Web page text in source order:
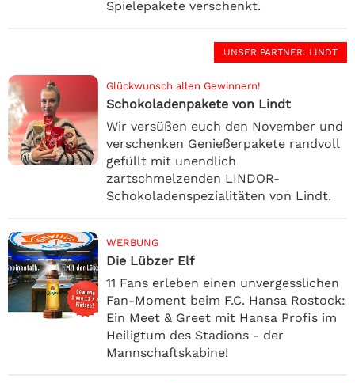
Spielepakete verschenkt.
UNSER PARTNER: LINDT
Glückwunsch allen Gewinnern!
Schokoladenpakete von Lindt
Wir versüßen euch den November und
verschenken Genießerpakete randvoll
gefüllt mit unendlich
zartschmelzenden LINDOR-
Schokoladenspezialitäten von Lindt.
WERBUNG
Die Lübzer Elf
11 Fans erleben einen unvergesslichen
Fan-Moment beim F.C. Hansa Rostock:
Ein Meet & Greet mit Hansa Profis im
Heiligtum des Stadions - der
Mannschaftskabine!